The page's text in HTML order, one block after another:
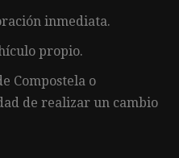
inmediata.
propio.
Compostela o
de realizar un cambio